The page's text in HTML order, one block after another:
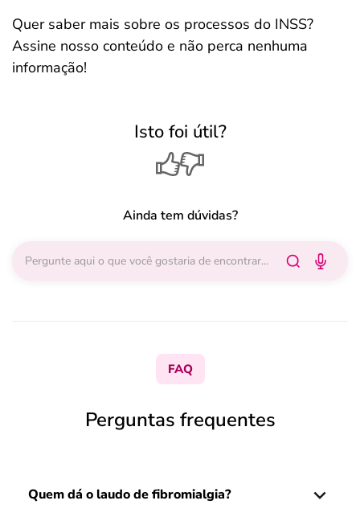
Quer saber mais sobre os processos do INSS?
Assine nosso conteúdo e não perca nenhuma
informação!
Isto foi útil?
Ainda tem dúvidas?
FAQ
Perguntas frequentes
Quem dá o laudo de fibromialgia?